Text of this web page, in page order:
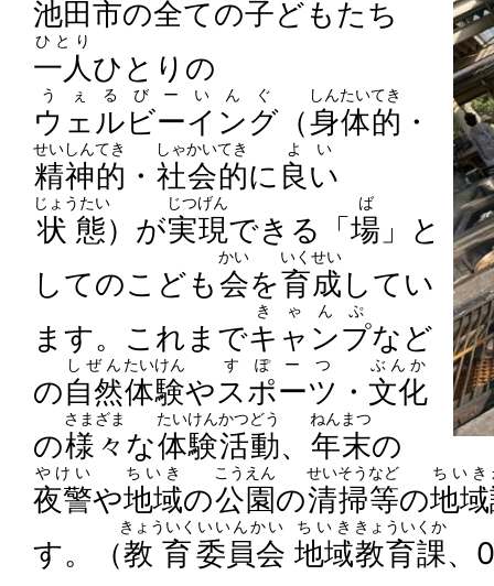
池田市の全ての子どもたち
一人
ひとり
ひとりの
ウェルビーイング
うぇるびーいんぐ
（身体的
しんたいてき
・
精神的
せいしんてき
・ 社会的
しゃかいてき
に 良い
よい
状態
じょうたい
）が実現
じつげん
できる「場
ば
」と
してのこども会
かい
を育成
いくせい
してい
ます。これまでキャンプ
きゃんぷ
など
の自然
しぜん
体験
たいけん
やスポーツ
すぽーつ
・ 文化
ぶんか
の様々
さまざま
な体験
たいけん
活動
かつどう
、 年末
ねんまつ
の
夜警
やけい
や地域
ちいき
の公園
こうえん
の清掃
せいそう
等
など
の地域
ちいき
す。（教育
きょういく
委員会
いいんかい
地域
ちいき
教育課
きょういくか
、